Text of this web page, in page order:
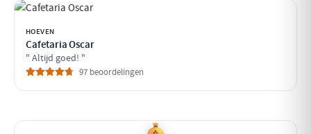
HOEVEN
Cafetaria Oscar
" Altijd goed! "
97 beoordelingen